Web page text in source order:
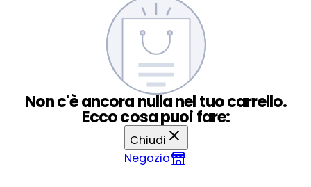
Non c'è ancora nulla nel tuo carrello.
Ecco cosa puoi fare:
Chiudi
Negozio